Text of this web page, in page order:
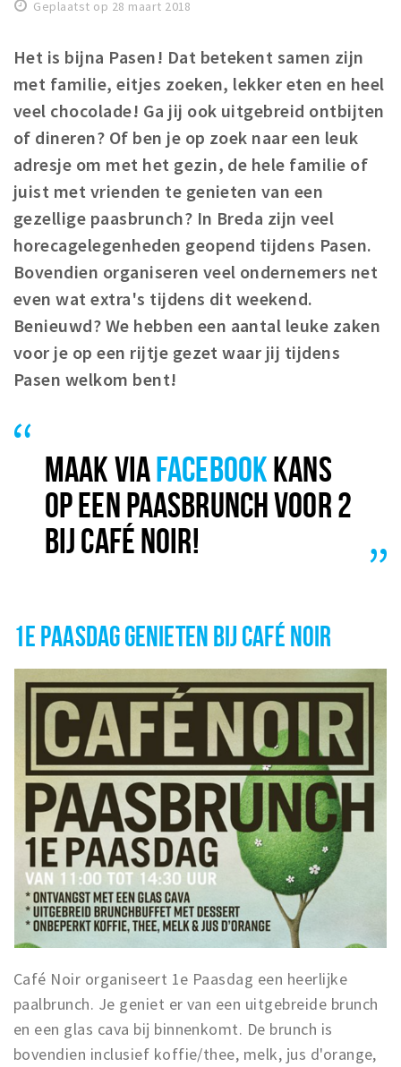
Woonruimte
Zorgverzekering
Huisarts en eerste hulp
Q&A
KORTING
Breda Student Shop
Draai aan het rad!
VRIJE TIJD
Sport
Nieuws
Agenda
Bezienswaardigheden
Uitjes & activiteiten
Studentenroutes
Natuurgebieden
Party pics
Eten
Recreatief
Winkels
Winkelgebieden
Parkeren
Inloggen
Geplaatst op 28 maart 2018
Het is bijna Pasen! Dat betekent samen zijn
met familie, eitjes zoeken, lekker eten en heel
veel chocolade! Ga jij ook uitgebreid ontbijten
of dineren? Of ben je op zoek naar een leuk
adresje om met het gezin, de hele familie of
juist met vrienden te genieten van een
gezellige paasbrunch? In Breda zijn veel
horecagelegenheden geopend tijdens Pasen.
Bovendien organiseren veel ondernemers net
even wat extra's tijdens dit weekend.
Benieuwd? We hebben een aantal leuke zaken
voor je op een rijtje gezet waar jij tijdens
Pasen welkom bent!
MAAK VIAFACEBOOKKANS
OP EEN PAASBRUNCH VOOR 2
BIJ CAFÉ NOIR!
1E PAASDAG GENIETEN BIJ CAFÉ NOIR
Café Noir organiseert 1e Paasdag een heerlijke
paalbrunch. Je geniet er van een uitgebreide brunch
en een glas cava bij binnenkomt. De brunch is
bovendien inclusief koffie/thee, melk, jus d'orange,